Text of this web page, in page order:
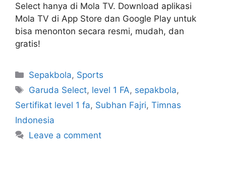
Select hanya di Mola TV. Download aplikasi
Mola TV di App Store dan Google Play untuk
bisa menonton secara resmi, mudah, dan
gratis!
Sepakbola, Sports
Garuda Select, level 1 FA, sepakbola,
Sertifikat level 1 fa, Subhan Fajri, Timnas
Indonesia
Leave a comment